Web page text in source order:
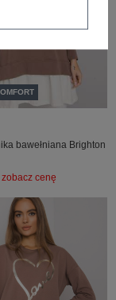
bawełniana Brighton
cenę